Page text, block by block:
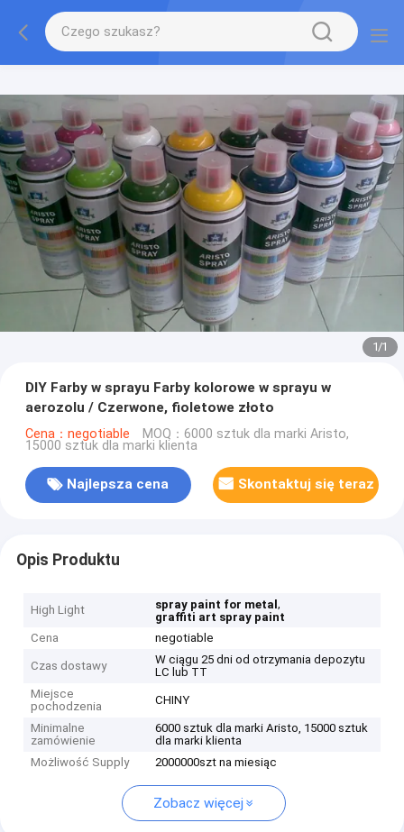
1/1
DIY Farby w sprayu Farby kolorowe w sprayu w
aerozolu / Czerwone, fioletowe złoto
Cena：negotiable MOQ：6000 sztuk dla marki Aristo,
15000 sztuk dla marki klienta
Najlepsza cena Skontaktuj się teraz
Opis Produktu
High Light spray paint for metal,
graffiti art spray paint
Cena
negotiable
Czas dostawy
W ciągu 25 dni od otrzymania depozytu
LC lub TT
Miejsce
pochodzenia
CHINY
Minimalne
zamówienie
6000 sztuk dla marki Aristo, 15000 sztuk
dla marki klienta
Możliwość Supply
2000000szt na miesiąc
Zobacz więcej